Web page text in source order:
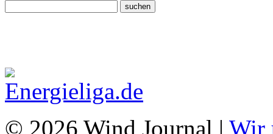
© 2026 Wind Journal | Wir